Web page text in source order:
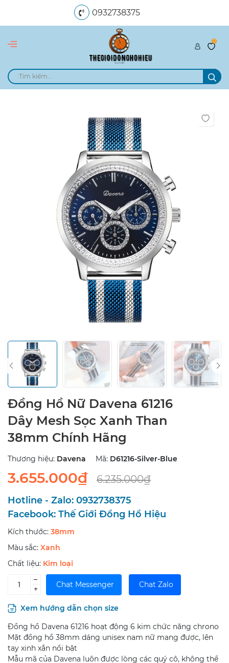
0932738375
dangngocle89@gmail.com
0
Đồng Hồ Nữ Davena 61216
Dây Mesh Sọc Xanh Than
38mm Chính Hãng
Thương hiệu: Davena Mã: D61216-Silver-Blue
3.655.000₫ 6.235.000₫
Hotline - Zalo: 0932738375
Facebook: Thế Giới Đồng Hồ Hiệu
Kích thước: 38mm
Màu sắc: Xanh
Chất liệu: Kim loại
–
+
Chat Messenger Chat Zalo
Xem hướng dẫn chọn size
Đồng hồ Davena 61216 hoạt động 6 kim chức năng chrono
Mặt đồng hồ 38mm dáng unisex nam nữ mang được, lên
tay xinh xắn nổi bật
Mẫu mã của Davena luôn được lòng các quý cô, không thể